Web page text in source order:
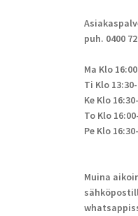
puh. 0400
Ma Klo
Ti Klo
Ke Klo
To Klo
Pe Klo
Muina